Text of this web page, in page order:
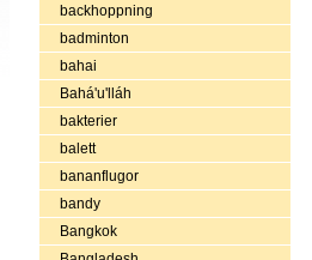
backhoppning
badminton
bahai
Bahá'u'lláh
bakterier
balett
bananflugor
bandy
Bangkok